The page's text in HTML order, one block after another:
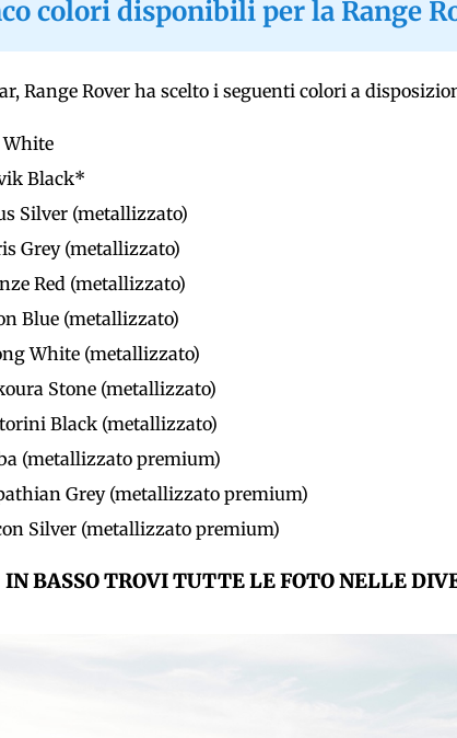
colori disponibili per la Range
Range Rover ha scelto i seguenti colori a
Black*
Silver (metallizzato)
Grey (metallizzato)
Red (metallizzato)
Blue (metallizzato)
White (metallizzato)
Stone (metallizzato)
Black (metallizzato)
(metallizzato premium)
Grey (metallizzato premium)
Silver (metallizzato premium)
IN BASSO TROVI TUTTE LE FOTO NELLE